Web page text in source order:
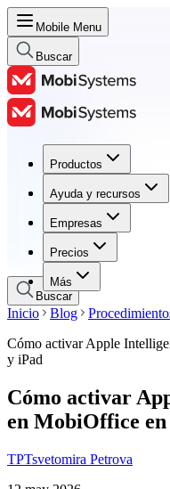
Mobile Menu
Buscar
Productos
Ayuda y recursos
Empresas
Precios
Más
Productos
Ayuda y recursos
Empresas
Precios
Buscar
Inicio Blog
Cómo activar Apple
y iPad
Cómo activar
en MobiOffice
TPTsvetomira Petrova